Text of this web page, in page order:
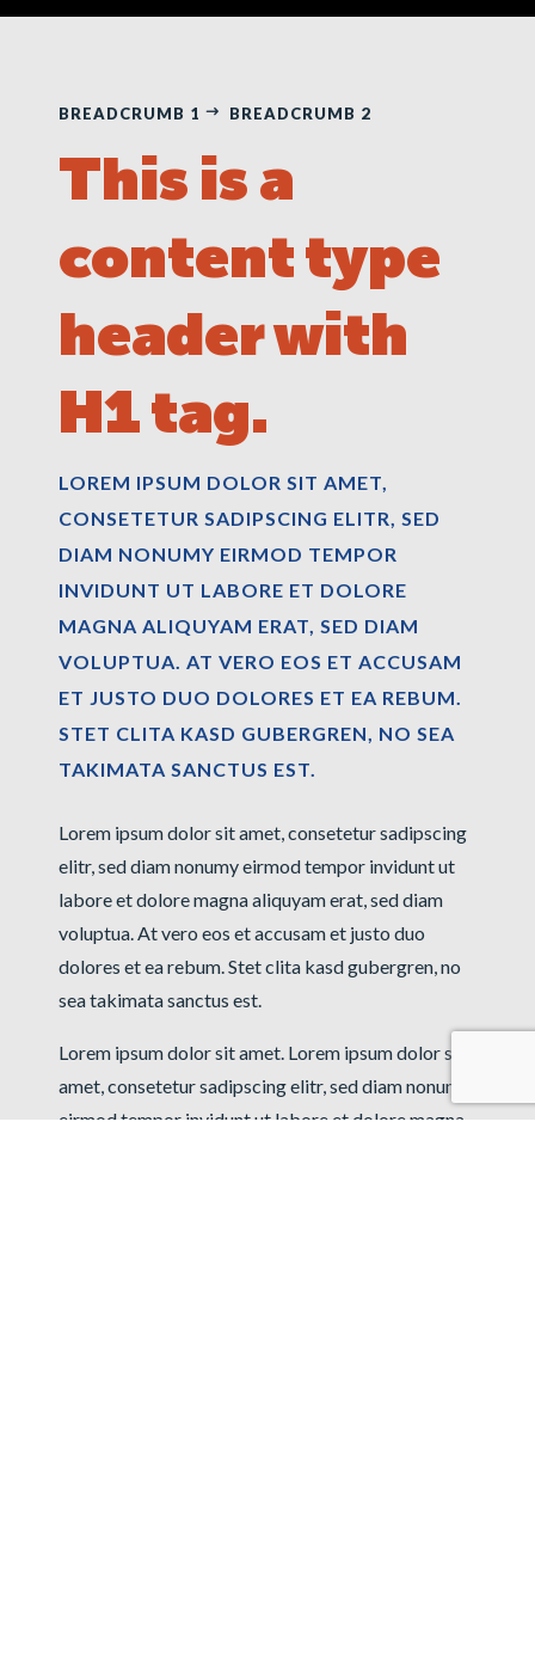
BREADCRUMB 1 BREADCRUMB 2
This is a
content type
header with
H1 tag.
LOREM IPSUM DOLOR SIT AMET,
CONSETETUR SADIPSCING ELITR, SED
DIAM NONUMY EIRMOD TEMPOR
INVIDUNT UT LABORE ET DOLORE
MAGNA ALIQUYAM ERAT, SED DIAM
VOLUPTUA. AT VERO EOS ET ACCUSAM
ET JUSTO DUO DOLORES ET EA REBUM.
STET CLITA KASD GUBERGREN, NO SEA
TAKIMATA SANCTUS EST.
Lorem ipsum dolor sit amet, consetetur sadipscing
elitr, sed diam nonumy eirmod tempor invidunt ut
labore et dolore magna aliquyam erat, sed diam
voluptua. At vero eos et accusam et justo duo
dolores et ea rebum. Stet clita kasd gubergren, no
sea takimata sanctus est.
Lorem ipsum dolor sit amet. Lorem ipsum dolor sit
amet, consetetur sadipscing elitr, sed diam nonumy
eirmod tempor invidunt ut labore et dolore magna